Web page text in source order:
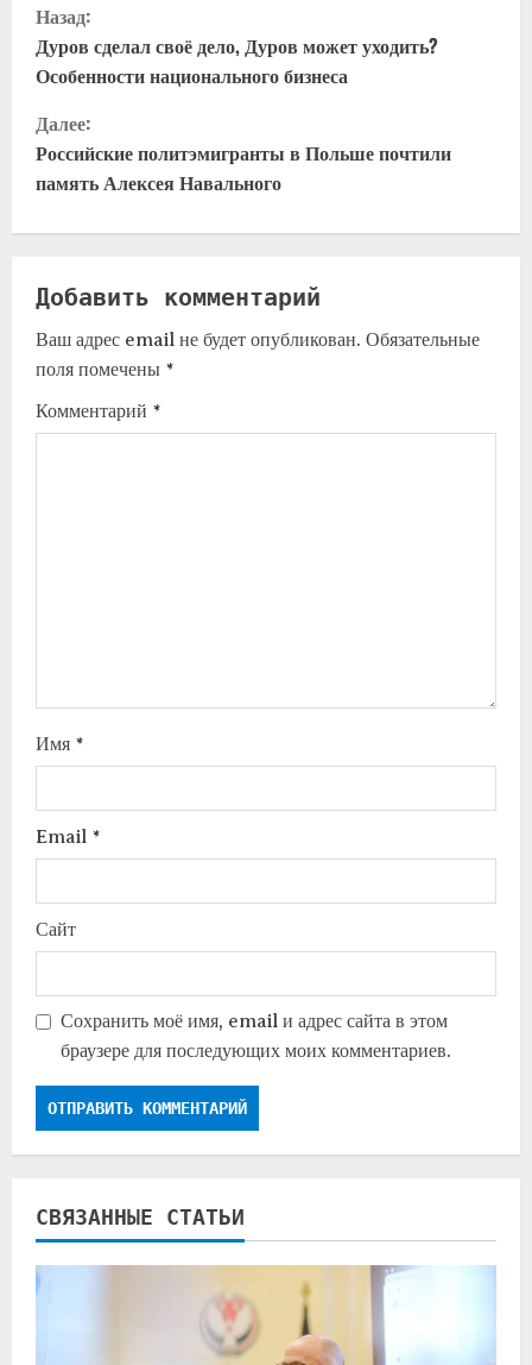
Назад:
Дуров сделал своё дело, Дуров может уходить?
Особенности национального бизнеса
Далее:
Российские политэмигранты в Польше почтили
память Алексея Навального
Добавить комментарий
Ваш адрес email не будет опубликован. Обязательные
поля помечены *
Комментарий *
Имя *
Email *
Сайт
Сохранить моё имя, email и адрес сайта в этом
браузере для последующих моих комментариев.
СВЯЗАННЫЕ СТАТЬИ